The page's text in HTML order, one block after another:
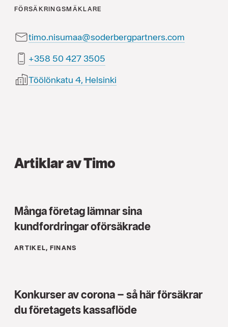
FÖRSÄKRINGSMÄKLARE
timo.nisumaa@soderbergpartners.com
5053 724 05 853+
Töölönkatu 4, Helsinki
Artiklar av Timo
Många företag lämnar sina
kundfordringar oförsäkrade
ARTIKEL, FINANS
Konkurser av corona – så här försäkrar
du företagets kassaflöde